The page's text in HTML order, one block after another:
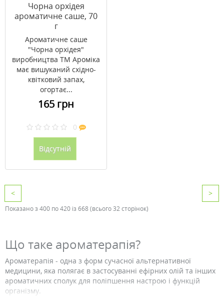
Чорна орхідея
ароматичне саше, 70
г
Ароматичне саше
"Чорна орхідея"
виробництва ТМ Ароміка
має вишуканий східно-
квітковий запах,
огортає...
165 грн
0
Відсутній
< >
Показано з 400 по 420 із 668 (всього 32 сторінок)
Що таке ароматерапія?
Ароматерапія - одна з форм сучасної альтернативної
медицини, яка полягає в застосуванні ефірних олій та інших
ароматичних сполук для поліпшення настрою і функцій
організму.